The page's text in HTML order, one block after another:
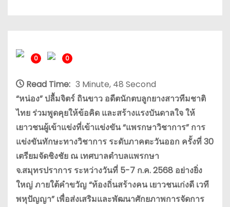
0 0
Read Time: 3 Minute, 48 Second
“หน่อง” ปลื้มจิตร์ ถินขาว อดีตนักตบลูกยางสาวทีมชาติ
ไทย ร่วมพูดคุยให้ข้อคิด และสร้างแรงบันดาลใจ ให้
เยาวชนผู้เข้าแข่งที่เข้าแข่งขัน “แพรกษาวิชาการ” การ
แข่งขันทักษะทางวิชาการ ระดับภาคตะวันออก ครั้งที่ 30
เตรียมจัดชิงชัย ณ เทศบาลตำบลแพรกษา
จ.สมุทรปราการ ระหว่างวันที่ 5-7 ก.ค. 2568 อย่างยิ่ง
ใหญ่ ภายใต้คำขวัญ “ท้องถิ่นสร้างคน เยาวชนเก่งดี เวที
พหุปัญญา” เพื่อส่งเสริมและพัฒนาศักยภาพการจัดการ